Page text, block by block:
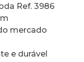
Ref. 3986
mercado
e durável